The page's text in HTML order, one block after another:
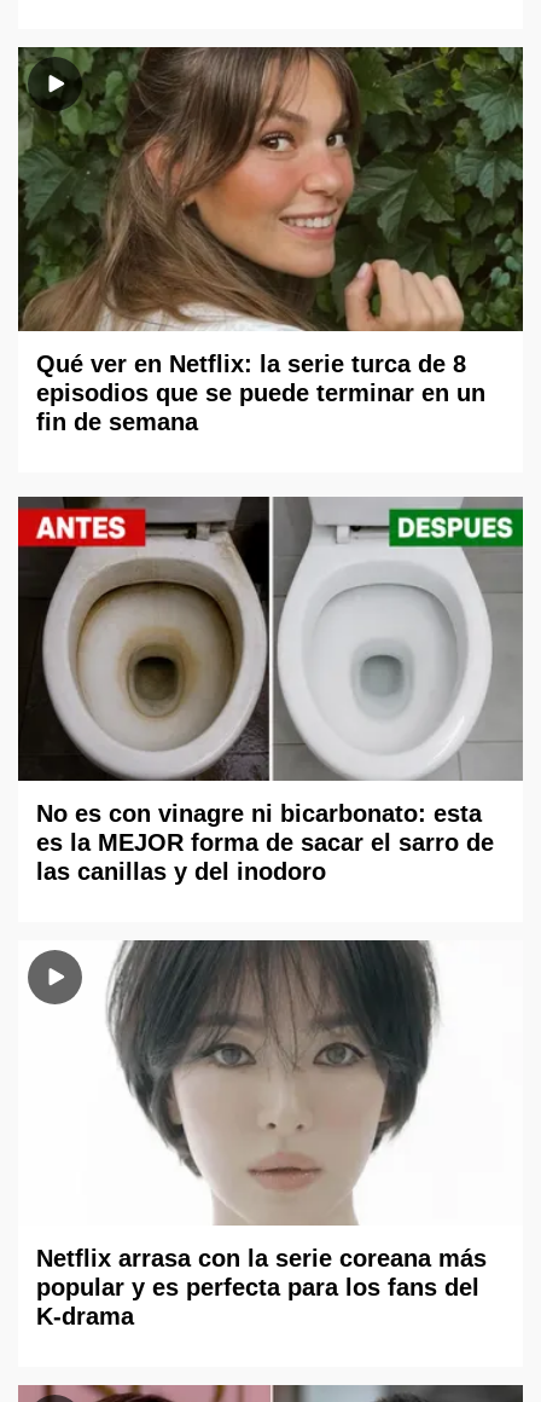
Qué ver en Netflix: la serie turca de 8
episodios que se puede terminar en un
fin de semana
No es con vinagre ni bicarbonato: esta
es la MEJOR forma de sacar el sarro de
las canillas y del inodoro
Netflix arrasa con la serie coreana más
popular y es perfecta para los fans del
K-drama